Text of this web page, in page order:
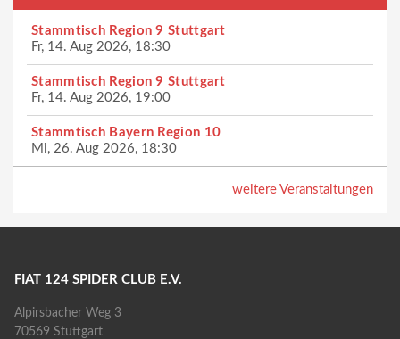
Stammtisch Region 9 Stuttgart
Fr, 14. Aug 2026, 18:30
Stammtisch Region 9 Stuttgart
Fr, 14. Aug 2026, 19:00
Stammtisch Bayern Region 10
Mi, 26. Aug 2026, 18:30
weitere Veranstaltungen
FIAT 124 SPIDER CLUB E.V.
Alpirsbacher Weg 3
70569 Stuttgart